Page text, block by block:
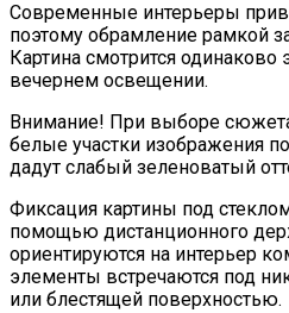
Современные интерьеры
поэтому обрамление рамкой
Картина смотрится
вечернем освещении.
Внимание! При выборе
белые участки изображения
дадут слабый зеленоватый
Фиксация картины под
помощью дистанционного
ориентируются на интерьер
элементы встречаются под
или блестящей поверхностью.